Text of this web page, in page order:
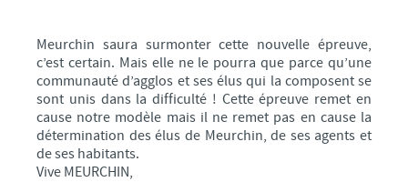
Meurchin saura surmonter cette nouvelle épreuve,
c’est certain. Mais elle ne le pourra que parce qu’une
communauté d’agglos et ses élus qui la composent se
sont unis dans la difficulté ! Cette épreuve remet en
cause notre modèle mais il ne remet pas en cause la
détermination des élus de Meurchin, de ses agents et
de ses habitants.
Vive MEURCHIN,